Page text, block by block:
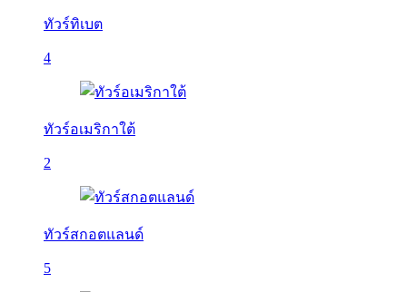
ทัวร์ทิเบต
4
ทัวร์อเมริกาใต้
2
ทัวร์สกอตแลนด์
5